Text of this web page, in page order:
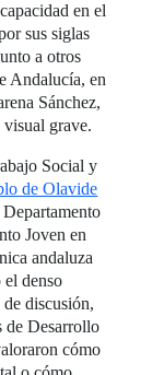
en el
sus siglas
a otros
Andalucía, en
Sánchez,
grave.
Social y
de Olavide
Joven en
andaluza
el denso
discusión,
de Desarrollo
cómo